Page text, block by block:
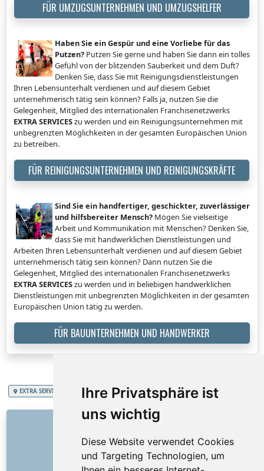
Ihre Privatsphäre ist
uns wichtig
Diese Website verwendet Cookies
und Targeting Technologien, um
FÜR UMZUGSUNTERNEHMEN UND UMZUGSHELFER
Haben Sie ein Gespür und eine Vorliebe für das
Putzen? Putzen Sie gerne und haben Sie dann ein tolles
Gefühl von der blitzenden Sauberkeit und dem Duft?
Denken Sie, dass Sie mit Reinigungsdienstleistungen
Ihren Lebensunterhalt verdienen und auf diesem Gebiet
unternehmerisch tätig sein können? Falls ja, nutzen Sie die
Gelegenheit, Mitglied des internationalen Franchisenetzwerks
EXTRA SERVICESzu werden und ein Reinigungsunternehmen mit
unbegrenzten Möglichkeiten in der gesamten Europäischen Union
zu betreiben.
FÜR REINIGUNGSUNTERNEHMEN UND REINIGUNGSKRÄFTE
Sind Sie ein handfertiger, geschickter, zuverlässiger
und hilfsbereiter Mensch? Mögen Sie vielseitige
Arbeit und Kommunikation mit Menschen? Denken Sie,
dass Sie mit handwerklichen Dienstleistungen und
Arbeiten Ihren Lebensunterhalt verdienen und auf diesem Gebiet
unternehmerisch tätig sein können? Dann nutzen Sie die
Gelegenheit, Mitglied des internationalen Franchisenetzwerks
EXTRA SERVICESzu werden und in beliebigen handwerklichen
Dienstleistungen mit unbegrenzten Möglichkeiten in der gesamten
Europäischen Union tätig zu werden.
FÜR BAUUNTERNEHMEN UND HANDWERKER
EXTRA SERVICES Republik Österreich Scheunen- und Bauernhofentrümpelung
LINKS
Über uns
Wie alles begann